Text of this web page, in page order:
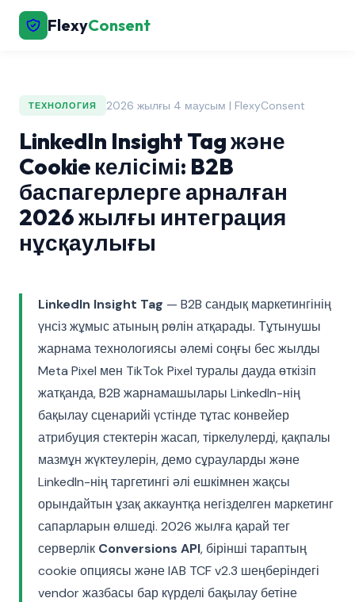
FlexyConsent
ТЕХНОЛОГИЯ 2026 жылғы 4 маусым | FlexyConsent
LinkedIn Insight Tag және
Cookie келісімі: B2B
баспагерлерге арналған
2026 жылғы интеграция
нұсқаулығы
LinkedIn Insight Tag — B2B сандық маркетингінің
үнсіз жұмыс атының рөлін атқарады. Тұтынушы
жарнама технологиясы әлемі соңғы бес жылды
Meta Pixel мен TikTok Pixel туралы дауда өткізіп
жатқанда, B2B жарнамашылары LinkedIn-нің
бақылау сценарийі үстінде тұтас конвейер
атрибуция стектерін жасап, тіркелулерді, қақпалы
мазмұн жүктеулерін, демо сұрауларды және
LinkedIn-нің таргетингі әлі ешкімнен жақсы
орындайтын ұзақ аккаунтқа негізделген маркетинг
сапарларын өлшеді. 2026 жылға қарай тег
серверлік Conversions API, бірінші тараптың
cookie опциясы және IAB TCF v2.3 шеңберіндегі
vendor жазбасы бар күрделі бақылау бетіне